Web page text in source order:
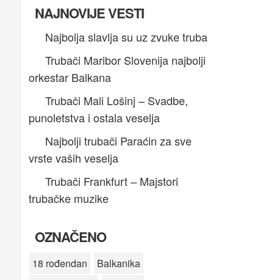
NAJNOVIJE VESTI
Najbolja slavlja su uz zvuke truba
Trubači Maribor Slovenija najbolji
orkestar Balkana
Trubači Mali Lošinj – Svadbe,
punoletstva i ostala veselja
Najbolji trubači Paraćin za sve
vrste vaših veselja
Trubači Frankfurt – Majstori
trubačke muzike
OZNAČENO
18 rođendan
Balkanika